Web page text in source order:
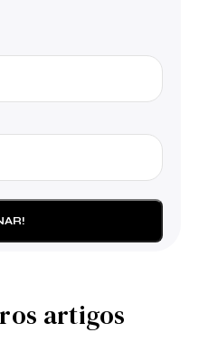
artigos